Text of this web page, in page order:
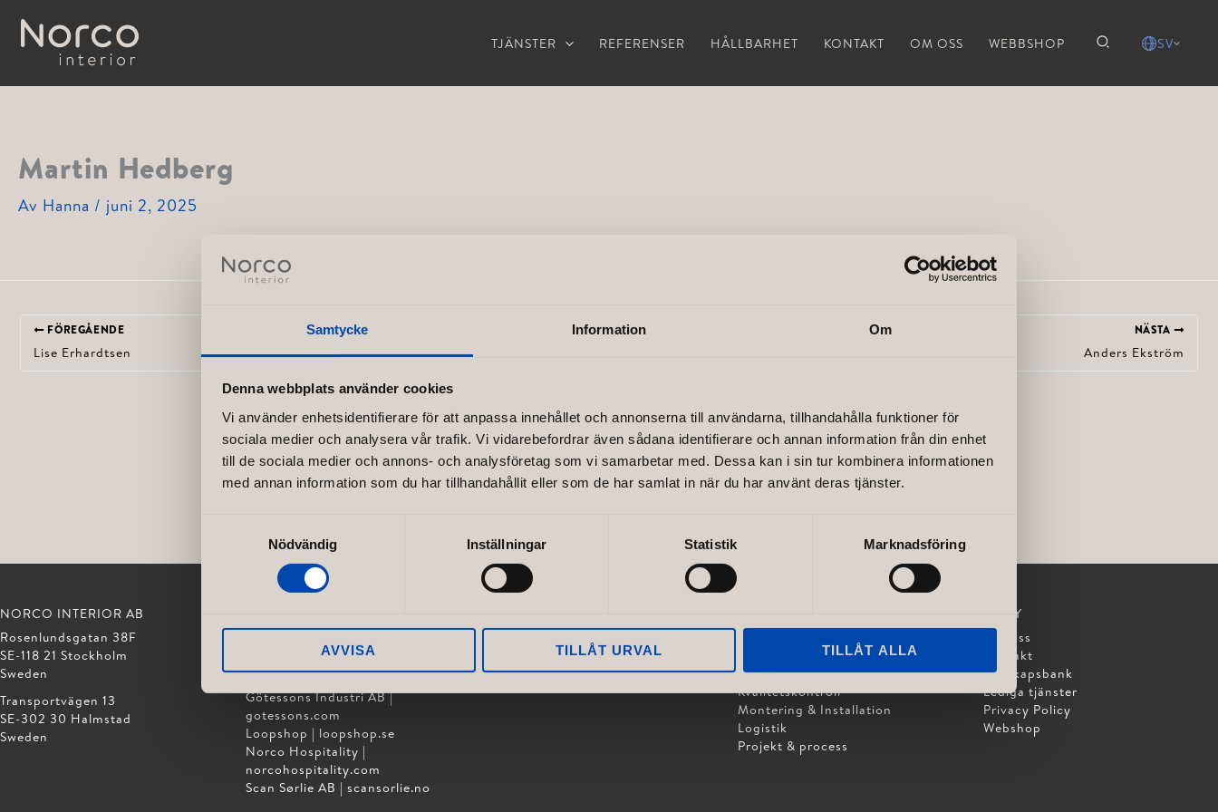
Samtycke Information Om
Denna webbplats använder cookies
Vi använder enhetsidentifierare för att anpassa innehållet och annonserna till användarna, tillhandahålla funktioner för
sociala medier och analysera vår trafik. Vi vidarebefordrar även sådana identifierare och annan information från din enhet
till de sociala medier och annons- och analysföretag som vi samarbetar med. Dessa kan i sin tur kombinera informationen
med annan information som du har tillhandahållit eller som de har samlat in när du har använt deras tjänster.
Nödvändig
Inställningar Statistik Marknadsföring
AVVISA TILLÅT URVAL TILLÅT ALLA
TJÄNSTER REFERENSER HÅLLBARHET KONTAKT OM OSS WEBBSHOP SV
Martin Hedberg
Av Hanna / juni 2, 2025
FÖREGÅENDE
Lise Erhardtsen
NÄSTA
Anders Ekström
NORCO INTERIOR AB
Rosenlundsgatan 38F
SE-118 21 Stockholm
Sweden
Transportvägen 13
SE-302 30 Halmstad
Sweden
Akustikmiljö AB |akustikmiljo.se
Club of Sport | clubofsport.se
Götessons Industri AB |
gotessons.com
Loopshop | loopshop.se
Norco Hospitality |
norcohospitality.com
Scan Sørlie AB |scansorlie.no
Ritningar & Layout
Produktion
Kvalitetskontroll
Montering & Installation
Logistik
Projekt & process
MENY
Om oss
Kontakt
Kunskapsbank
Lediga tjänster
Privacy Policy
Webshop